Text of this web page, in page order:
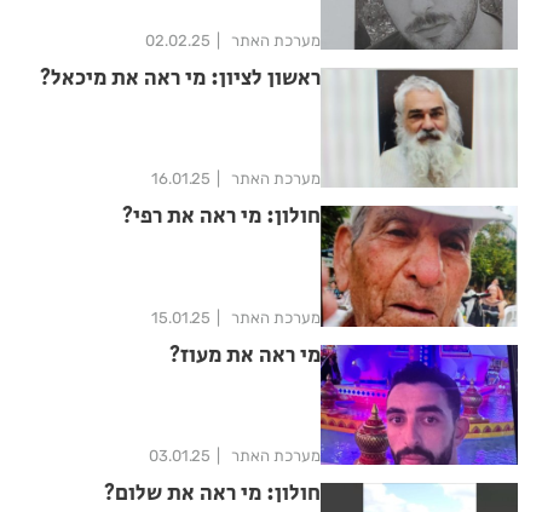
מערכת האתר 02.02.25
ראשון לציון: מי ראה את מיכאל?
מערכת האתר 16.01.25
חולון: מי ראה את רפי?
מערכת האתר 15.01.25
מי ראה את מעוז?
מערכת האתר 03.01.25
חולון: מי ראה את שלום?